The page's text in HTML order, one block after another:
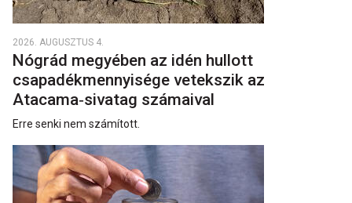
2026. AUGUSZTUS 4.
Nógrád megyében az idén hullott
csapadékmennyisége vetekszik az
Atacama‑sivatag számaival
Erre senki nem számított.